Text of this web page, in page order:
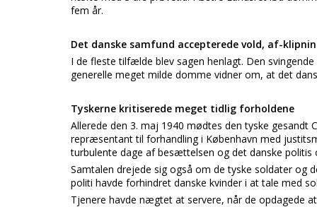
fem år.
Det danske samfund accepterede vold, af-
I de fleste tilfælde blev sagen henlagt. Den
generelle meget milde domme vidner om, at det
Tyskerne kritiserede meget tidlig forholdene
Allerede den 3. maj 1940 mødtes den tyske gesandt
repræsentant til forhandling i København med
turbulente dage af besættelsen og det danske
Samtalen drejede sig også om de tyske soldater og
politi havde forhindret danske kvinder i at tale med
Tjenere havde nægtet at servere, når de opdagede